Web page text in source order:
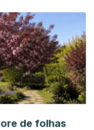
de folhas